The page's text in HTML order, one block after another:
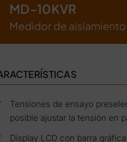
MD-10KVR
Medidor de
Tensiones de ensayo
posible ajustar la tensión en
Display LCD con barra